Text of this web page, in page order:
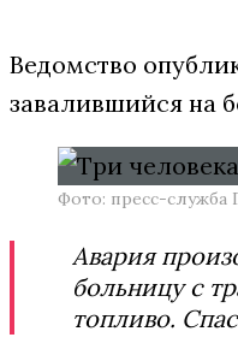
Ведомство
завалившийся на
Фото: пресс-
Авария
больницу с
топливо.